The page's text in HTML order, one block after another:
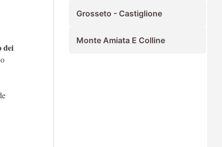
dei
Grosseto - Castiglione
Monte Amiata E Colline